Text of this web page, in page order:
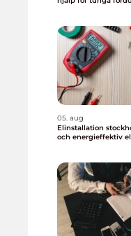
05. aug
Elinstallation stockholm trygg,
och energieffektiv